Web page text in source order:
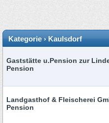
Kategorie › Kaulsdorf
Gaststätte u.Pension zur
Pension
Landgasthof & Fleischerei
Pension